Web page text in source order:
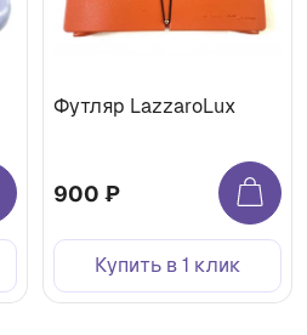
Футляр LazzaroLux
900 ₽
Купить в 1 клик